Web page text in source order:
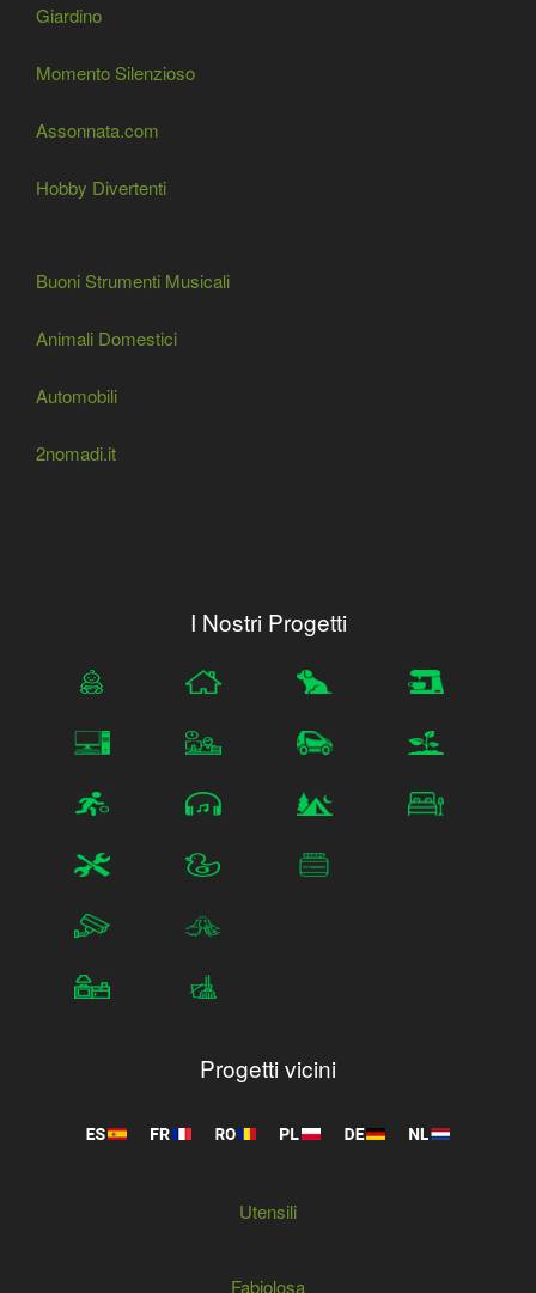
Giardino
Momento Silenzioso
Assonnata.com
Hobby Divertenti
Buoni Strumenti Musicali
Animali Domestici
Automobili
2nomadi.it
I Nostri Progetti
Progetti vicini
Utensili
Fabiolosa